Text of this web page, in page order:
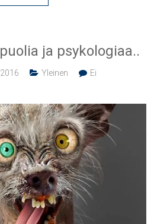
ja psykologiaa..
Yleinen
Ei